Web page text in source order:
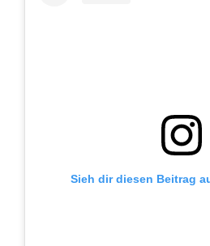
Sieh dir diesen Beitrag